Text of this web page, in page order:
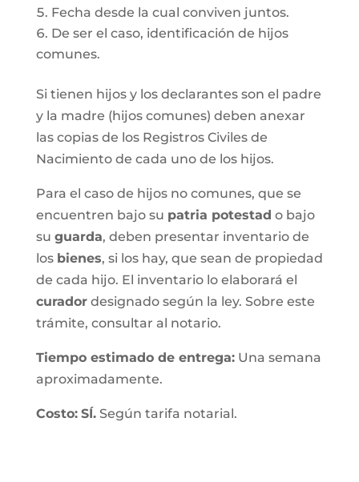
Fecha desde la cual conviven juntos.
De ser el caso, identificación de hijos
comunes.
Si tienen hijos y los declarantes son el padre
y la madre (hijos comunes) deben anexar
las copias de los Registros Civiles de
Nacimiento de cada uno de los hijos.
Para el caso de hijos no comunes, que se
encuentren bajo su patria potestad o bajo
su guarda, deben presentar inventario de
los bienes, si los hay, que sean de propiedad
de cada hijo. El inventario lo elaborará el
curadordesignado según la ley. Sobre este
trámite, consultar al notario.
Tiempo estimado de entrega:Una semana
aproximadamente.
Costo: SÍ.Según tarifa notarial.